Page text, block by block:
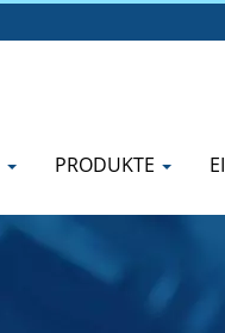
PRODUKTE